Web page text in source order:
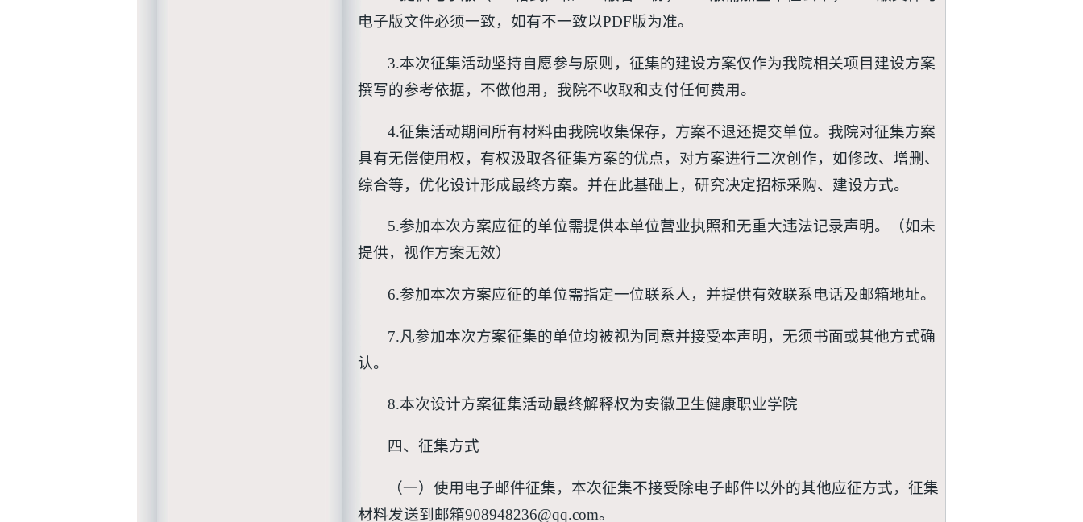
电子版文件必须一致，如有不一致以PDF版为准。
3.本次征集活动坚持自愿参与原则，征集的建设方案仅作为我院相关项目建设方案
撰写的参考依据，不做他用，我院不收取和支付任何费用。
4.征集活动期间所有材料由我院收集保存，方案不退还提交单位。我院对征集方案
具有无偿使用权，有权汲取各征集方案的优点，对方案进行二次创作，如修改、增删、
综合等，优化设计形成最终方案。并在此基础上，研究决定招标采购、建设方式。
5.参加本次方案应征的单位需提供本单位营业执照和无重大违法记录声明。（如未
提供，视作方案无效）
6.参加本次方案应征的单位需指定一位联系人，并提供有效联系电话及邮箱地址。
7.凡参加本次方案征集的单位均被视为同意并接受本声明，无须书面或其他方式确
认。
8.本次设计方案征集活动最终解释权为安徽卫生健康职业学院
四、征集方式
（一）使用电子邮件征集，本次征集不接受除电子邮件以外的其他应征方式，征集
材料发送到邮箱908948236@qq.com。